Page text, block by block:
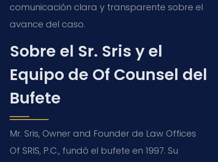
comunicación clara y transparente sobre el
avance del caso.
Sobre el Sr. Sris y el
Equipo de Of Counsel del
Bufete
Mr. Sris, Owner and Founder de Law Offices
Of SRIS, P.C., fundó el bufete en 1997. Su